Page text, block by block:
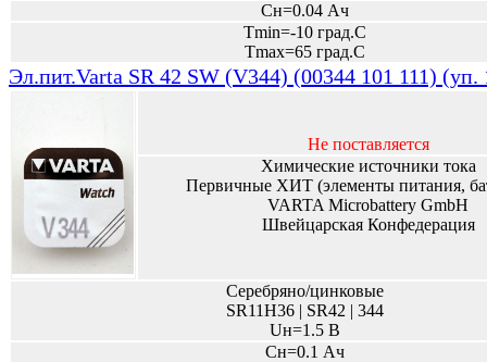
Сн=0.04 Ач
Tmin=-10 град.С
Tmax=65 град.С
Эл.пит.Varta SR 42 SW (V344) (00344 101 111) (уп.
Не поставляется
Химические источники тока
Первичные ХИТ (элементы питания,
VARTA Microbattery GmbH
Швейцарская Конфедерация
Серебряно/цинковые
SR11H36 | SR42 | 344
Uн=1.5 В
Сн=0.1 Ач